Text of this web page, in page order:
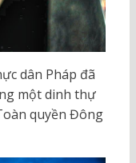
dân Pháp đã
một dinh thự
quyền Đông